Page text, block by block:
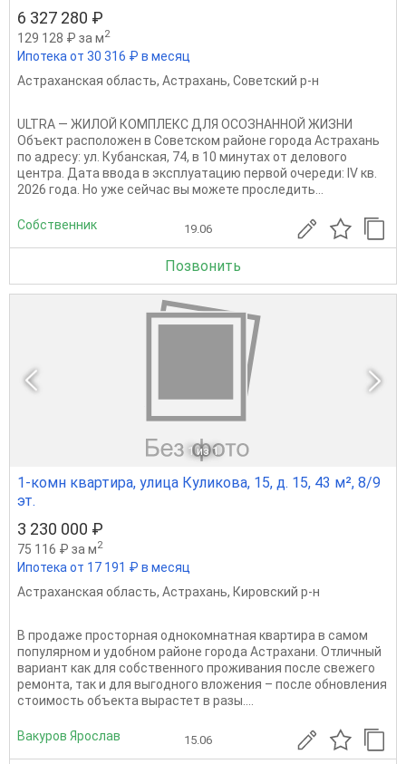
6 327 280 ₽
129 128 ₽ за м2
Ипотека от 30 316 ₽ в месяц
Астраханская область, Астрахань, Советский р-н
ULTRA — ЖИЛОЙ КОМПЛЕКС ДЛЯ ОСОЗНАННОЙ ЖИЗНИ
Объект расположен в Советском районе города Астрахань
по адресу: ул. Кубанская, 74, в 10 минутах от делового
центра. Дата ввода в эксплуатацию первой очереди: IV кв.
2026 года. Но уже сейчас вы можете проследить...
Собственник 19.06
Позвонить
1 из 1
1-комн квартира, улица Куликова, 15, д. 15, 43 м², 8/9
эт.
3 230 000 ₽
75 116 ₽ за м2
Ипотека от 17 191 ₽ в месяц
Астраханская область, Астрахань, Кировский р-н
В продаже просторная однокомнатная квартира в самом
популярном и удобном районе города Астрахани. Отличный
вариант как для собственного проживания после свежего
ремонта, так и для выгодного вложения – после обновления
стоимость объекта вырастет в разы....
Вакуров Ярослав 15.06